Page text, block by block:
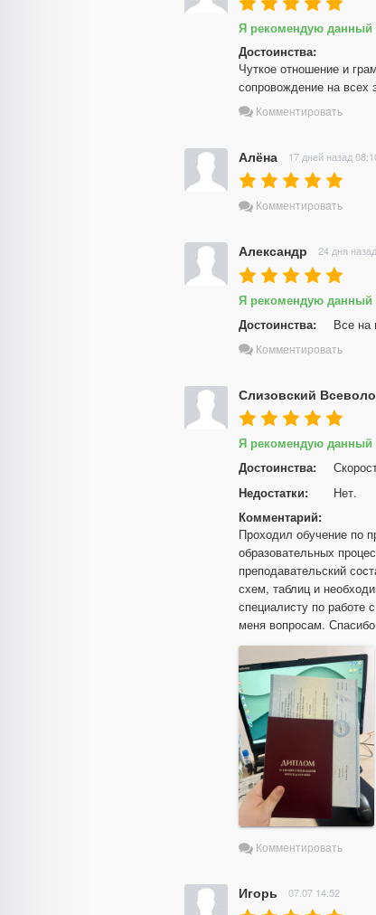
Я рекомендую данный
Достоинства:
Чуткое отношение и
сопровождение на всех
Комментировать
Алёна 17 дней назад
Комментировать
Александр 24 дня
Я рекомендую данный
Достоинства:
Все на
Комментировать
Слизовский
Я рекомендую данный
Достоинства:
Недостатки:
Нет.
Комментарий:
Проходил обучение по
образовательных
преподавательский
схем, таблиц и
специалисту по работе
меня вопросам.
Комментировать
Игорь 07.07 14:52